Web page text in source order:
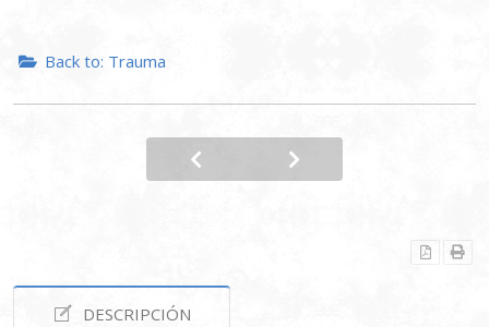
Back to: Trauma
DESCRIPCIÓN